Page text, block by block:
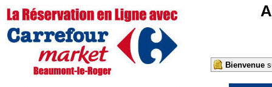
Bienvenue